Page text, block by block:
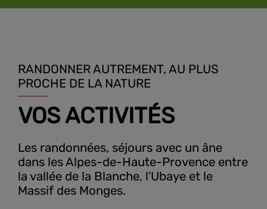
RANDONNER AUTREMENT, AU PLUS
PROCHE DE LA NATURE
VOS ACTIVITÉS
Les randonnées, séjours avec un âne
dans les Alpes-de-Haute-Provence entre
la vallée de la Blanche, l'Ubaye et le
Massif des Monges.